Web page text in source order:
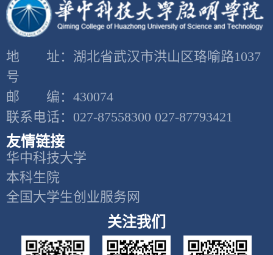
地 址：湖北省武汉市洪山区珞喻路1037
号
邮 编：430074
联系电话：027-87558300 027-87793421
友情链接
华中科技大学
本科生院
全国大学生创业服务网
关注我们